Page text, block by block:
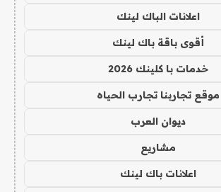
اعلانات الباك لينك
أقوى باقة باك لينك
خدمات با كلينك 2026
موقع تجاربنا تجارب الحياه
ديوان العرب
مشاريع
اعلانات باك لينك